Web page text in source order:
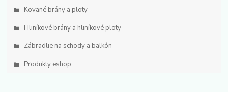
Kované brány a ploty
Hliníkové brány a hliníkové ploty
Zábradlie na schody a balkón
Produkty eshop